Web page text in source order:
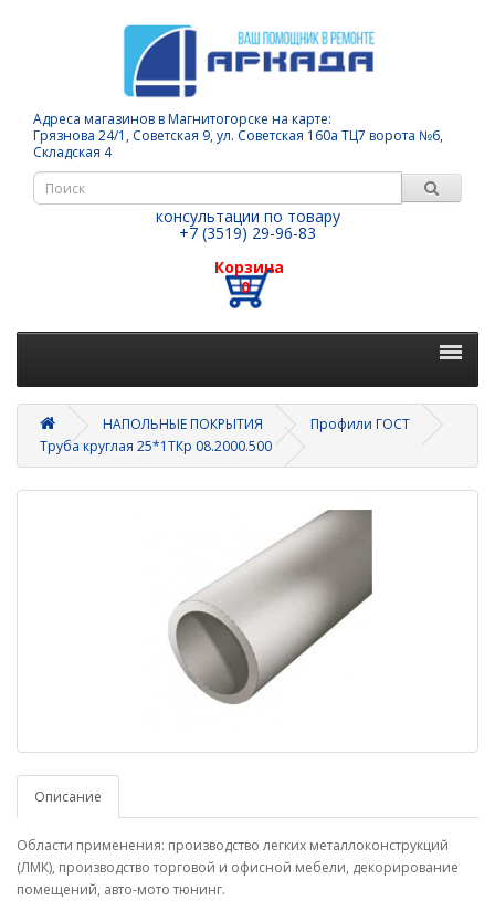
Адреса магазинов в Магнитогорске на карте:
Грязнова 24/1, Советская 9, ул. Советская 160а ТЦ7 ворота №6,
Складская 4
консультации по товару
+7 (3519) 29-96-83
Корзина
0
НАПОЛЬНЫЕ ПОКРЫТИЯ
Профили ГОСТ
Труба круглая 25*1ТКр 08.2000.500
Описание
Области применения: производство легких металлоконструкций
(ЛМК), производство торговой и офисной мебели, декорирование
помещений, авто-мото тюнинг.